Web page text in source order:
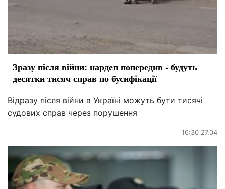
Зразу після війни: нардеп попередив - будуть
десятки тисяч справ по бусифікації
Відразу після війни в Україні можуть бути тисячі
судових справ через порушення
16:30 27.04